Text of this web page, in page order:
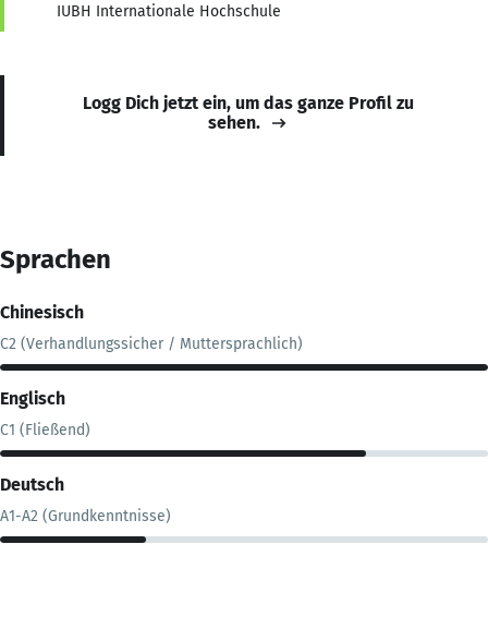
IUBH Internationale Hochschule
Logg Dich jetzt ein, um das ganze Profil zu
sehen.
Sprachen
Chinesisch
C2 (Verhandlungssicher / Muttersprachlich)
Englisch
C1 (Fließend)
Deutsch
A1-A2 (Grundkenntnisse)